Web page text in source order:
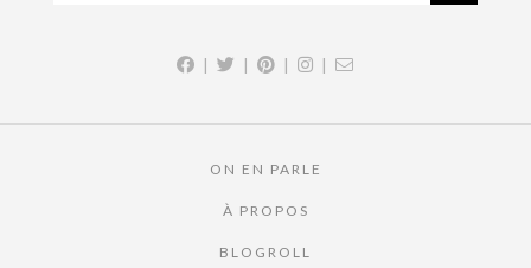
| | | |
ON EN PARLE
À PROPOS
BLOGROLL